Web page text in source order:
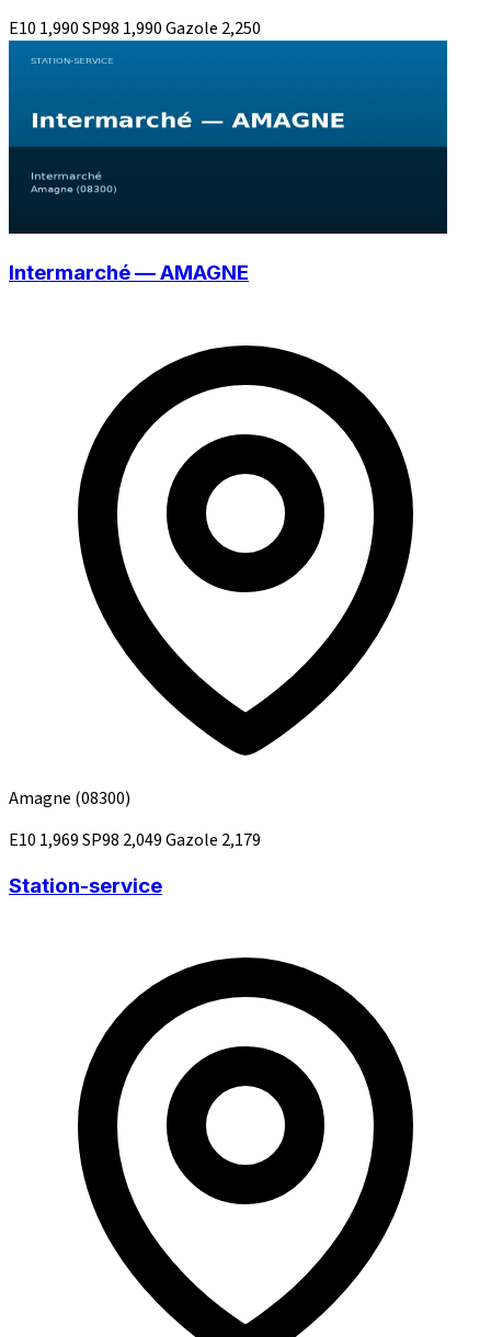
E10 1,990SP98 1,990Gazole 2,250
Intermarché — AMAGNE
Amagne (08300)
E10 1,969SP98 2,049Gazole 2,179
Station-service